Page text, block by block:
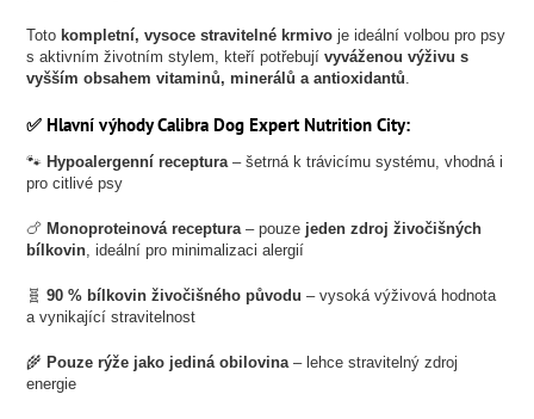
Toto kompletní, vysoce stravitelné krmivo je ideální volbou pro psy
s aktivním životním stylem, kteří potřebujívyváženou výživu s
vyšším obsahem vitaminů, minerálů a antioxidantů.
✅ Hlavní výhody Calibra Dog Expert Nutrition City:
🐾 Hypoalergenní receptura– šetrná k trávicímu systému, vhodná i
pro citlivé psy
🍗 Monoproteinová receptura– pouze jeden zdroj živočišných
bílkovin, ideální pro minimalizaci alergií
🧬90 % bílkovin živočišného původu – vysoká výživová hodnota
a vynikající stravitelnost
🌾 Pouze rýže jako jediná obilovina– lehce stravitelný zdroj
energie